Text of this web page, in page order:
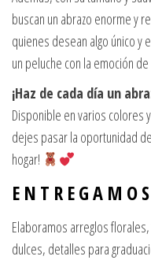
buscan un abrazo enorme y
quienes desean algo único y
un peluche con la emoción
¡Haz de cada día un
Disponible en varios colores
dejes pasar la oportunidad
hogar!
E N T R E G A M
Elaboramos arreglos
dulces, detalles para